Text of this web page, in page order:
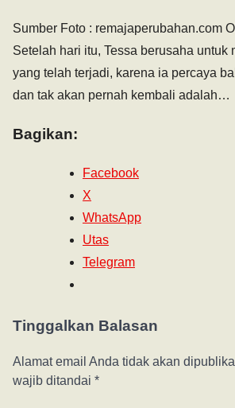
Sumber Foto : remajaperubahan.com
Setelah hari itu, Tessa berusaha untuk
yang telah terjadi, karena ia percaya
dan tak akan pernah kembali adalah…
Bagikan:
Facebook
X
WhatsApp
Utas
Telegram
Tinggalkan Balasan
Alamat email Anda tidak akan
wajib ditandai *